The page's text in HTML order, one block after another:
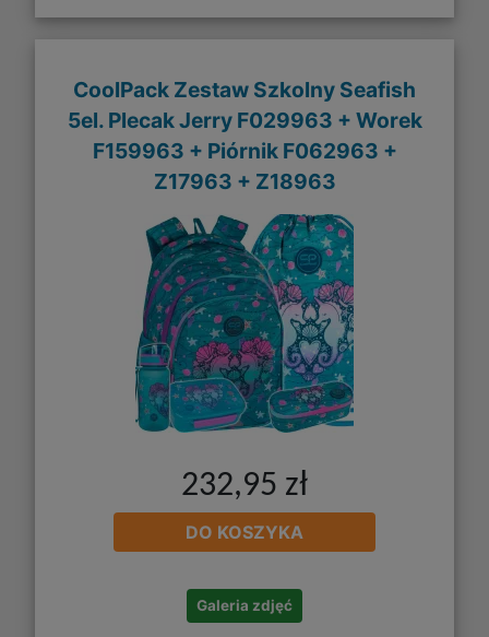
CoolPack Zestaw Szkolny Seafish
5el. Plecak Jerry F029963 + Worek
F159963 + Piórnik F062963 +
Z17963 + Z18963
232,95 zł
DO KOSZYKA
Galeria zdjęć